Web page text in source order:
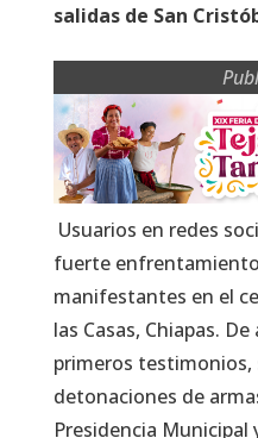
salidas de San
Usuarios en redes
fuerte
manifestantes en el
las Casas, Chiapas.
primeros testimonios,
detonaciones de
Presidencia Municipal